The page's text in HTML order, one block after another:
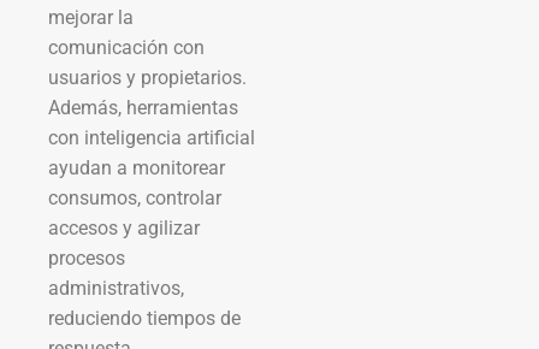
mejorar la
comunicación con
usuarios y propietarios.
Además, herramientas
con inteligencia artificial
ayudan a monitorear
consumos, controlar
accesos y agilizar
procesos
administrativos,
reduciendo tiempos de